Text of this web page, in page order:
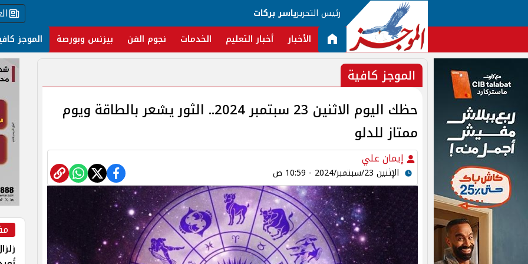
رئيس التحريرياسر بركات
الأخبار أخبار التعليم الخدمات نجوم الفن بيزنس وبورصة الموجز
الموجز كافية
حظك اليوم الاثنين 23 سبتمبر 2024.. الثور يشعر بالطاقة ويوم
ممتاز للدلو
إيمان علي
الإثنين 23/سبتمبر/2024 - 10:59 ص